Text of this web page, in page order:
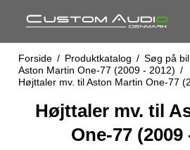
Forside / Produktkatalog / Søg på bil
Aston Martin One-77 (2009 - 2012) /
Højttaler mv. til Aston Martin One-77
Højttaler mv. til
One-77 (2009